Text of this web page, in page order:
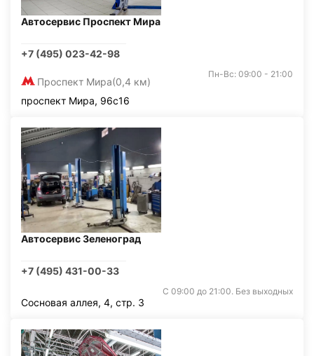
Автосервис Проспект Мира
+7 (495) 023-42-98
Проспект Мира(0,4 км)
Пн-Вс: 09:00 - 21:00
проспект Мира, 96с16
Автосервис Зеленоград
+7 (495) 431-00-33
С 09:00 до 21:00. Без выходных
Сосновая аллея, 4, стр. 3